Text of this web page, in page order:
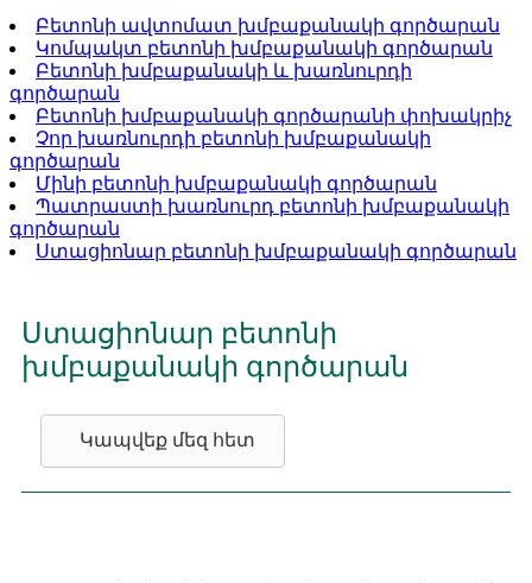
Բետոնի ավտոմատ խմբաքանակի գործարան
Կոմպակտ բետոնի խմբաքանակի գործարան
Բետոնի խմբաքանակի և խառնուրդի
գործարան
Բետոնի խմբաքանակի գործարանի փոխակրիչ
Չոր խառնուրդի բետոնի խմբաքանակի
գործարան
Մինի բետոնի խմբաքանակի գործարան
Պատրաստի խառնուրդ բետոնի խմբաքանակի
գործարան
Ստացիոնար բետոնի խմբաքանակի գործարան
Ստացիոնար բետոնի
խմբաքանակի գործարան
Կապվեք մեզ հետ